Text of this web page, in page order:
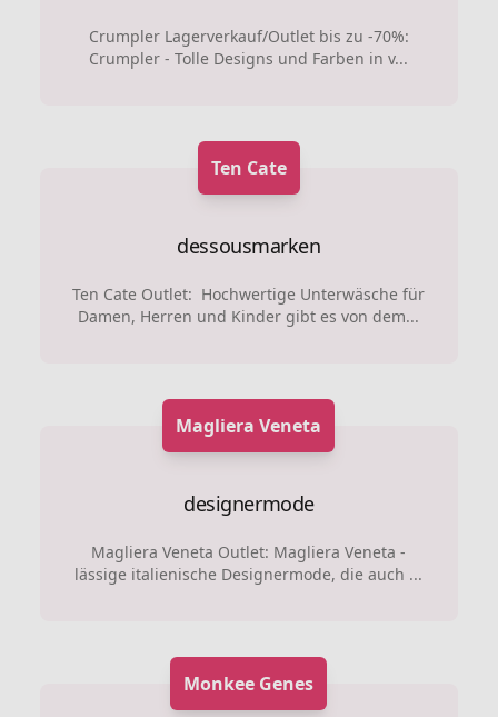
Crumpler Lagerverkauf/Outlet bis zu -70%:
Crumpler - Tolle Designs und Farben in v...
Ten Cate
dessousmarken
Ten Cate Outlet: Hochwertige Unterwäsche für
Damen, Herren und Kinder gibt es von dem...
Magliera Veneta
designermode
Magliera Veneta Outlet: Magliera Veneta -
lässige italienische Designermode, die auch ...
Monkee Genes